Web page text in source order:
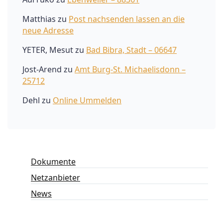
Matthias zu Post nachsenden lassen an die
neue Adresse
YETER, Mesutzu Bad Bibra, Stadt – 06647
Jost-Arend zu Amt Burg-St. Michaelisdonn –
25712
Dehl zu Online Ummelden
Dokumente
Netzanbieter
News